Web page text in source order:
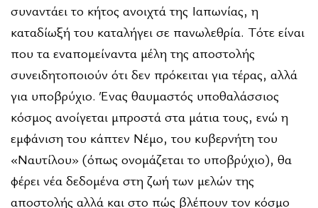
συναντάει το κήτος ανοιχτά της Ιαπωνίας, η
καταδίωξή του καταλήγει σε πανωλεθρία. Τότε είναι
που τα εναπομείναντα μέλη της αποστολής
συνειδητοποιούν ότι δεν πρόκειται για τέρας, αλλά
για υποβρύχιο. Ένας θαυμαστός υποθαλάσσιος
κόσμος ανοίγεται μπροστά στα μάτια τους, ενώ η
εμφάνιση του κάπτεν Νέμο, του κυβερνήτη του
«Ναυτίλου» (όπως ονομάζεται το υποβρύχιο), θα
φέρει νέα δεδομένα στη ζωή των μελών της
αποστολής αλλά και στο πώς βλέπουν τον κόσμο